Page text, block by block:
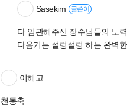
Sasekim 글쓴이
다 임관해주신 장수님들의 노
다음기는 설렁설렁 하는 완벽
이해고
천통축